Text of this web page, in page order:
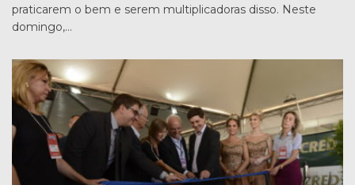
praticarem o bem e serem multiplicadoras disso. Neste
domingo,…